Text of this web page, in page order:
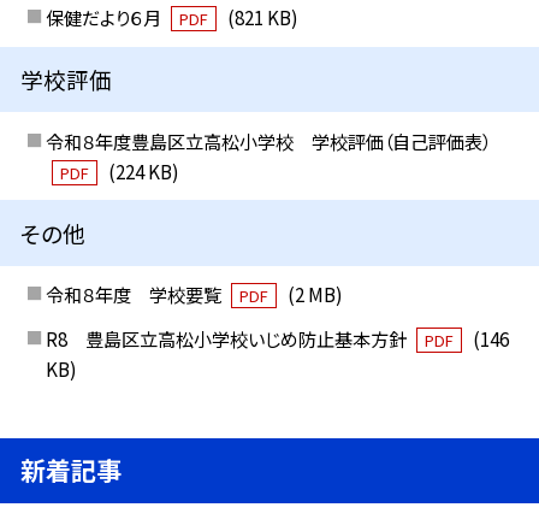
保健だより６月
PDF (821 KB)
学校評価
令和８年度豊島区立高松小学校 学校評価（自己評価表）
PDF (224 KB)
その他
令和８年度 学校要覧 PDF
(2 MB)
R8 豊島区立高松小学校いじめ防止基本方針
PDF
(146
KB)
新着記事